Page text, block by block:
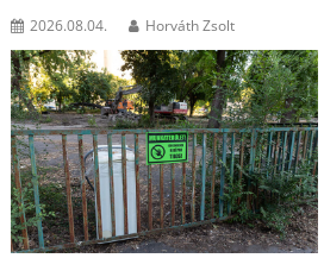
2026.08.04. Horváth Zsolt